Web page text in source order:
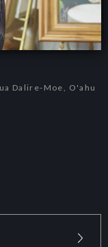
Dalire-Moe, O'ahu